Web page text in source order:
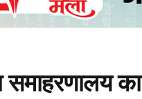
समाहरणालय का